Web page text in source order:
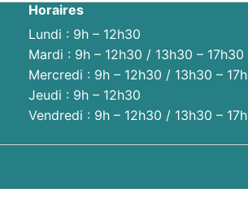
Horaires
Lundi : 9h – 12h30
Mardi : 9h – 12h30 / 13h30 – 17h30
Mercredi : 9h – 12h30 / 13h30 –
Jeudi : 9h – 12h30
Vendredi : 9h – 12h30 / 13h30 –